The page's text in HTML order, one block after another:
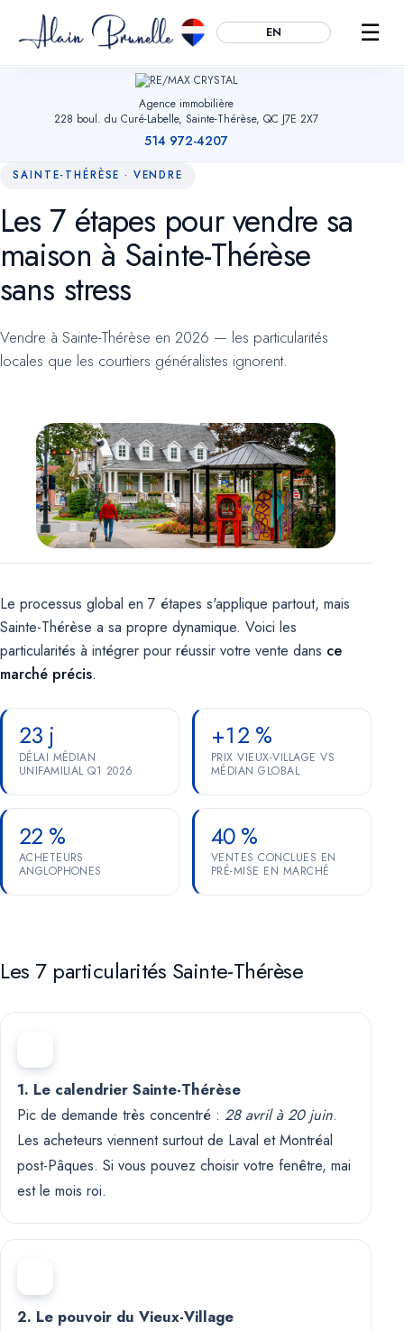
Essentiels TOUJOURS ACTIFS
Mémorisent votre choix de témoins, sécurisent les formulaires et
permettent la navigation. Sans eux, le site ne peut fonctionner.
Google Analytics (anonymisé). Nous aide à comprendre quelles
pages sont utiles pour améliorer le site. Aucune donnée
Marketing OPTIONNEL
Pour de futures campagnes (remarketing Google, pixel Meta).
Aucun témoin marketing n'est actif pour le moment.
EN ☰
Agence immobilière
228 boul. du Curé-Labelle, Sainte-Thérèse, QC J7E 2X7
514 972-4207
SAINTE-THÉRÈSE · VENDRE
Les 7 étapes pour vendre sa
maison à Sainte-Thérèse
sans stress
Vendre à Sainte-Thérèse en 2026 — les particularités
locales que les courtiers généralistes ignorent.
Le processus global en 7 étapes s'applique partout, mais
Sainte-Thérèse a sa propre dynamique. Voici les
particularités à intégrer pour réussir votre vente dans ce
marché précis.
23 j
DÉLAI MÉDIAN
UNIFAMILIAL Q1 2026
+12 %
PRIX VIEUX-VILLAGE VS
MÉDIAN GLOBAL
22 %
ACHETEURS
ANGLOPHONES
40 %
VENTES CONCLUES EN
PRÉ-MISE EN MARCHÉ
Les 7 particularités Sainte-Thérèse
1. Le calendrier Sainte-Thérèse
Pic de demande très concentré : 28 avril à 20 juin.
Les acheteurs viennent surtout de Laval et Montréal
post-Pâques. Si vous pouvez choisir votre fenêtre, mai
est le mois roi.
2. Le pouvoir du Vieux-Village